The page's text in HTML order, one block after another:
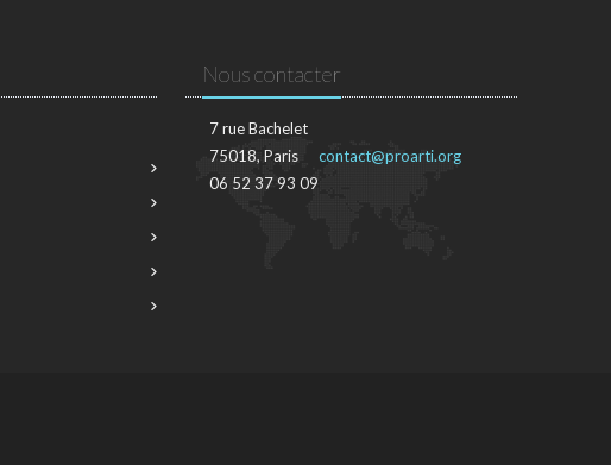
Nous contacter
7 rue Bachelet
75018, Paris
06 52 37 93 09
contact@proarti.org